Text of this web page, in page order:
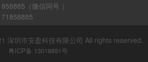
（微信同号 ）
深圳市安盈科技有限公司 All rights reserved.
粤ICP备 13018891号